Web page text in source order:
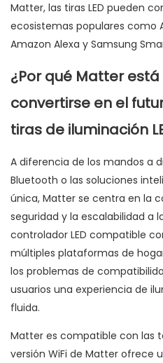
Matter, las tiras LED pueden
ecosistemas populares como
Amazon Alexa y Samsung
¿Por qué Matter
convertirse en el
tiras de iluminación
A diferencia de los mandos a
Bluetooth o las soluciones
única, Matter se centra en la
seguridad y la escalabilidad a
controlador LED compatible
múltiples plataformas de
los problemas de
usuarios una experiencia de
fluida.
Matter es compatible con las
versión WiFi de Matter ofrece